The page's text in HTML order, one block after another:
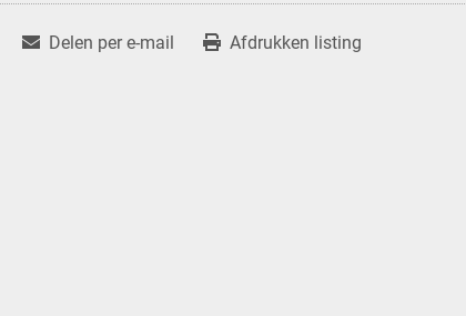
Delen per e-mail Afdrukken listing